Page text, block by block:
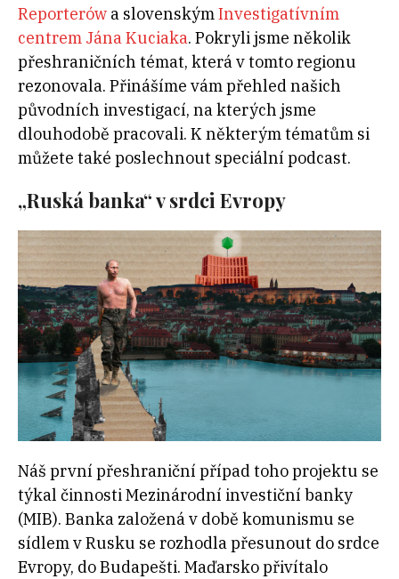
Reporterów a slovenskýmInvestigatívním
centrem Jána Kuciaka. Pokryli jsme několik
přeshraničních témat, která v tomto regionu
rezonovala. Přinášíme vám přehled našich
původních investigací, na kterých jsme
dlouhodobě pracovali. K některým tématům si
můžete také poslechnout speciální podcast.
„Ruská banka“ v srdci Evropy
Náš první přeshraniční případ toho projektu se
týkal činnosti Mezinárodní investiční banky
(MIB). Banka založená v době komunismu se
sídlem v Rusku se rozhodla přesunout do srdce
Evropy, do Budapešti. Maďarsko přivítalo